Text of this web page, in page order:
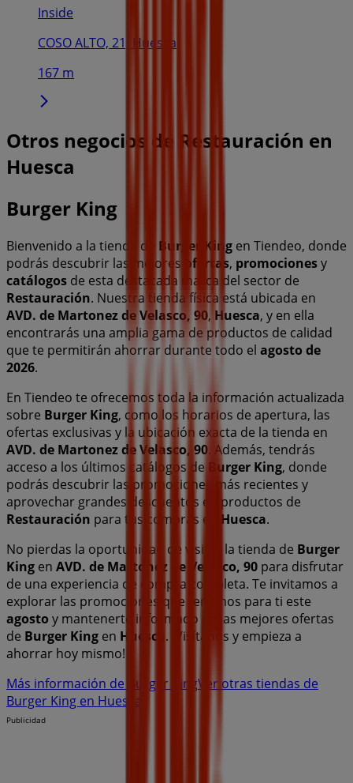
Inside
COSO ALTO, 21, Huesca
167 m
Otros negocios de Restauración en
Huesca
Burger King
Bienvenido a la tienda de Burger King en Tiendeo, donde
podrás descubrir las mejores ofertas, promocionesy
catálogos de esta destacada marca del sector de
Restauración. Nuestra tienda física está ubicada en
AVD. de Martonez de Velasco, 90, Huesca, y en ella
encontrarás una amplia gama de productos de calidad
que te permitirán ahorrar durante todo el agosto de
2026.
En Tiendeo te ofrecemos toda la información actualizada
sobre Burger King, como los horarios de apertura, las
ofertas exclusivas y la ubicación exacta de la tienda en
AVD. de Martonez de Velasco, 90. Además, tendrás
acceso a los últimos catálogos de
Burger King, donde
podrás descubrir las promociones más recientes y
aprovechar grandes descuentos en productos de
Restauración para tus compras en Huesca.
No pierdas la oportunidad de visitar la tienda de Burger
King en AVD. de Martonez de Velasco, 90 para disfrutar
de una experiencia de compra completa. Te invitamos a
explorar las promociones que tenemos para ti este
agosto y mantenerte informado de las mejores ofertas
de Burger King en Huesca . ¡Visítanos y empieza a
ahorrar hoy mismo!
Más información de Burger KingVer otras tiendas de
Burger King en Huesca
Publicidad